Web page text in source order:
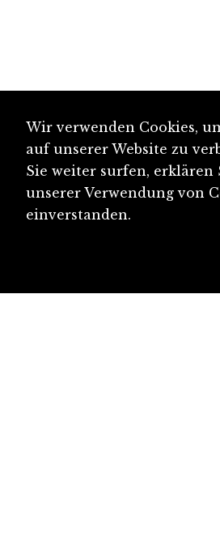
Wir verwenden Cookies,
auf unserer Website zu
Sie weiter surfen, erklären
unserer Verwendung von
einverstanden.